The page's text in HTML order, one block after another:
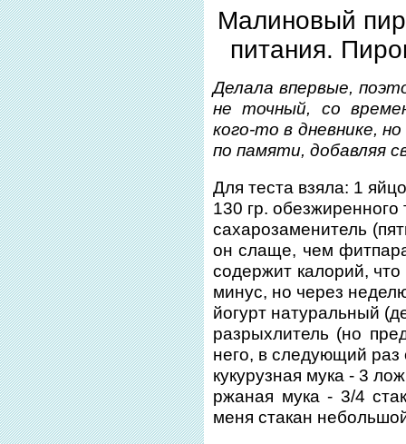
Малиновый
питания.
Делала впервые,
не точный, со
кого-то в дневнике,
по памяти, добавляя
Для теста взяла: 1
130 гр. обезжиренного
сахарозаменитель
он слаще, чем
содержит калорий,
минус, но через
йогурт натуральный
разрыхлитель (но
него, в следующий раз
кукурузная мука - 3
ржаная мука - 3/4
меня стакан